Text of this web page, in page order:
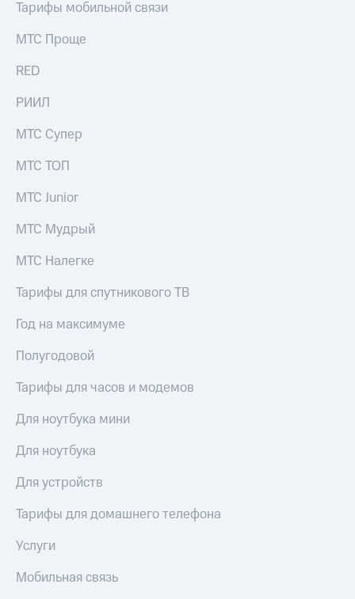
Тарифы мобильной связи
МТС Проще
RED
РИИЛ
МТС Супер
МТС ТОП
МТС Junior
МТС Мудрый
МТС Налегке
Тарифы для спутникового ТВ
Год на максимуме
Полугодовой
Тарифы для часов и модемов
Для ноутбука мини
Для ноутбука
Для устройств
Тарифы для домашнего телефона
Услуги
Мобильная связь